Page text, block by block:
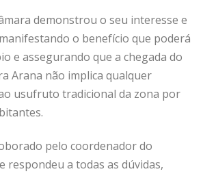
demonstrou o seu interesse e
o benefício que poderá
e assegurando que a chegada do
Arana não implica qualquer
usufruto tradicional da zona por
pelo coordenador do
respondeu a todas as dúvidas,